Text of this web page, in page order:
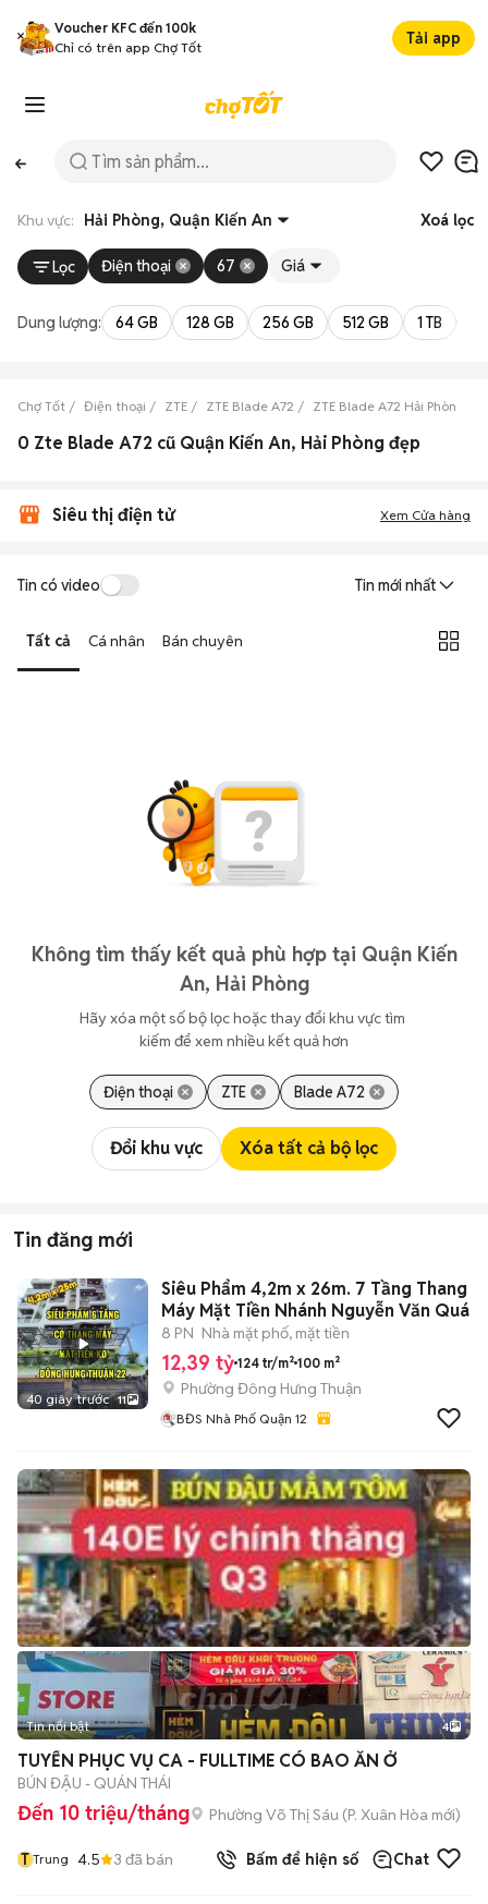
Voucher KFC đến 100k
Chỉ có trên app Chợ Tốt
Tải app
Khu vực: Hải Phòng, Quận Kiến An Xoá lọc
Lọc Điện thoại 67 Giá
Dung lượng: 64 GB 128 GB 256 GB 512 GB 1 TB
Chợ Tốt Điện thoại ZTE ZTE Blade A72 ZTE Blade A72 Hải Phòng
0 Zte Blade A72 cũ Quận Kiến An, Hải Phòng đẹp
Siêu thị điện tử Xem Cửa hàng
Tin có video Tin mới nhất
Tất cả Cá nhân Bán chuyên
Không tìm thấy kết quả phù hợp tại Quận Kiến
An, Hải Phòng
Hãy xóa một số bộ lọc hoặc thay đổi khu vực tìm
kiếm để xem nhiều kết quả hơn
Điện thoại ZTE Blade A72
Đổi khu vực Xóa tất cả bộ lọc
Tin đăng mới
40 giây trước 11
Siêu Phẩm 4,2m x 26m. 7 Tầng Thang
Máy Mặt Tiền Nhánh Nguyễn Văn Quá
8 PN Nhà mặt phố, mặt tiền
12,39 tỷ 124 tr/m² 100 m²
Phường Đông Hưng Thuận
BĐS Nhà Phố Quận 12
Tin nổi bật 4
TUYỂN PHỤC VỤ CA - FULLTIME CÓ BAO ĂN Ở
BÚN ĐẬU - QUÁN THÁI
Đến 10 triệu/tháng Phường Võ Thị Sáu (P. Xuân Hòa mới)
T Trung 4.5 3 đã bán Bấm để hiện số Chat